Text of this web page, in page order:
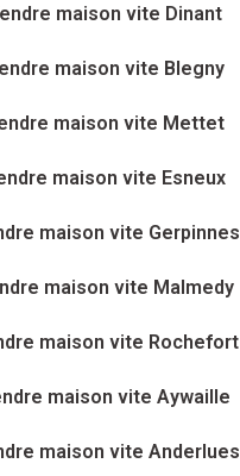
maison vite Dinant
maison vite Blegny
maison vite Mettet
maison vite Esneux
maison vite Gerpinnes
maison vite Malmedy
maison vite Rochefort
maison vite Aywaille
maison vite Anderlues